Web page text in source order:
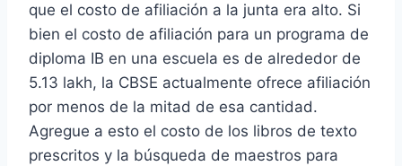
que el costo de afiliación a la junta era alto. Si
bien el costo de afiliación para un programa de
diploma IB en una escuela es de alrededor de
5.13 lakh, la CBSE actualmente ofrece afiliación
por menos de la mitad de esa cantidad.
Agregue a esto el costo de los libros de texto
prescritos y la búsqueda de maestros para